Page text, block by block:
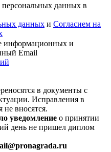
персональных данных в
данных и Согласием на
информационных и
Email
в документы с
Исправления в
вносятся.
уведомление о принятии
день не пришел диплом